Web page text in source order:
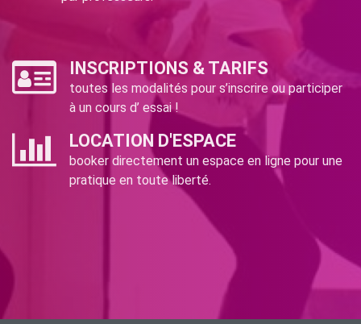
INSCRIPTIONS & TARIFS
toutes les modalités pour s’inscrire ou participer
à un cours d’ essai !
LOCATION D'ESPACE
booker directement un espace en ligne pour une
pratique en toute liberté.